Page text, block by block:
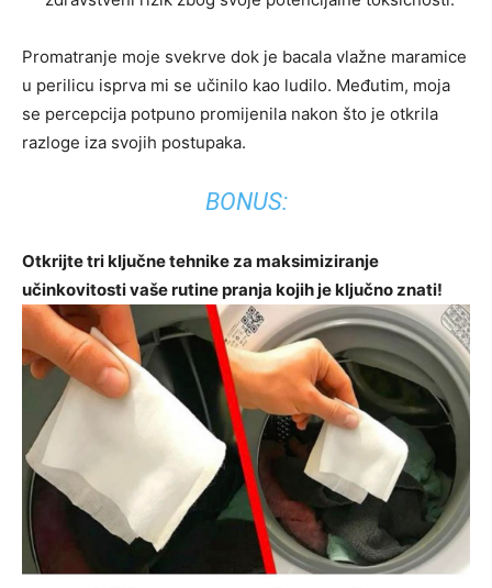
Promatranje moje svekrve dok je bacala vlažne maramice
u perilicu isprva mi se učinilo kao ludilo. Međutim, moja
se percepcija potpuno promijenila nakon što je otkrila
razloge iza svojih postupaka.
BONUS:
Otkrijte tri ključne tehnike za maksimiziranje
učinkovitosti vaše rutine pranja kojih je ključno znati!